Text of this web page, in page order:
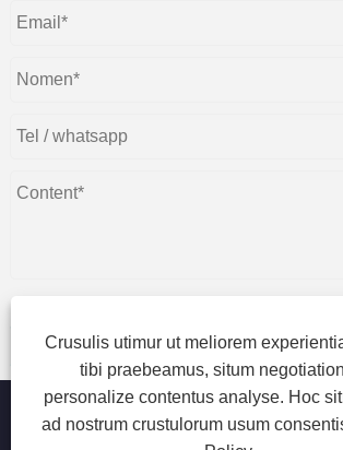
submittere
Crusulis utimur ut meliorem
tibi praebeamus, situm
personalize contentus analyse. Hoc
ad nostrum crustulorum usum